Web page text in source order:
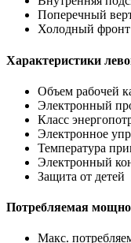
Поперечный
Холодный фронт
Характеристики
Объем рабочей
Электронный
Класс
Электронное
Температура
Электронный
Защита от детей
Потребляемая
Макс.